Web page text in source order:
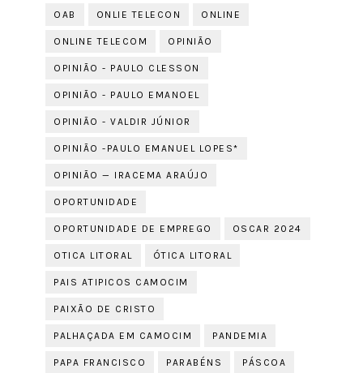
OAB ONLIE TELECON ONLINE
ONLINE TELECOM OPINIÃO
OPINIÃO - PAULO CLESSON
OPINIÃO - PAULO EMANOEL
OPINIÃO - VALDIR JÚNIOR
OPINIÃO -PAULO EMANUEL LOPES*
OPINIÃO — IRACEMA ARAÚJO
OPORTUNIDADE
OPORTUNIDADE DE EMPREGO OSCAR 2024
OTICA LITORAL ÓTICA LITORAL
PAIS ATIPICOS CAMOCIM
PAIXÃO DE CRISTO
PALHAÇADA EM CAMOCIM PANDEMIA
PAPA FRANCISCO PARABÉNS PÁSCOA